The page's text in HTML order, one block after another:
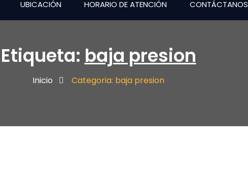
UBICACIÓN HORARIO DE ATENCIÓN CONTÁCTANOS
Etiqueta: baja presion
Inicio Categoria: baja presion